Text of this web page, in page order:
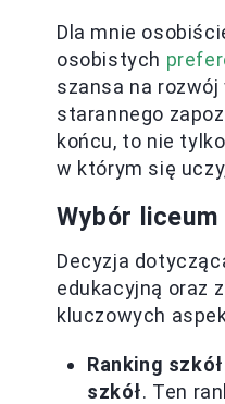
Dla mnie
osobistych
szansa na
starannego
końcu, to nie
w którym się
Wybór
Decyzja
edukacyjną oraz
kluczowych
Ranking szkół
szkół. Ten